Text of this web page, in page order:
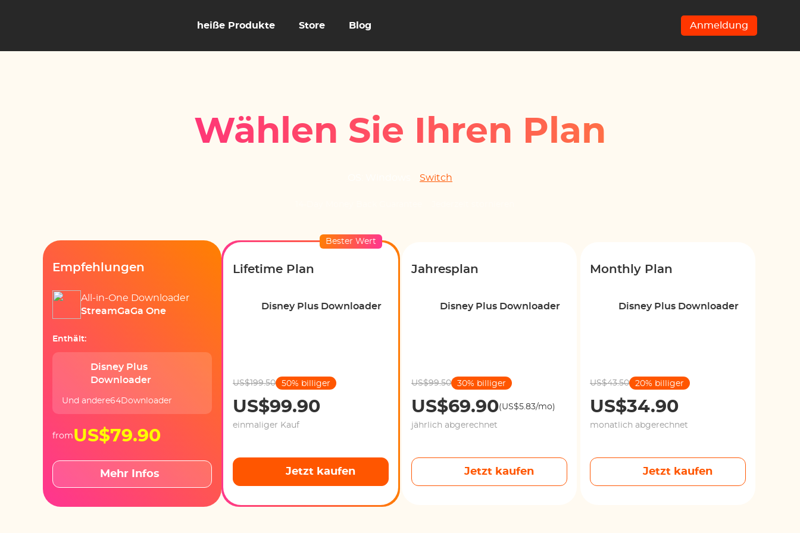
heiße Produkte Store Blog Anmeldung
Wählen Sie Ihren Plan
Switch
Empfehlungen
All-in-One Downloader
StreamGaGa One
Enthält:
Disney Plus
Downloader
Und andere64Downloader
from US$79.90
Mehr Infos
Bester Wert
Lifetime Plan
Disney Plus Downloader
US$199.50 50% billiger
US$99.90
einmaliger Kauf
Jetzt kaufen
Jahresplan
Disney Plus Downloader
US$99.50 30% billiger
US$69.90(US$5.83/mo)
jährlich abgerechnet
Jetzt kaufen
Monthly Plan
Disney Plus Downloader
US$43.50 20% billiger
US$34.90
monatlich abgerechnet
Jetzt kaufen